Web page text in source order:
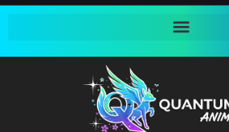
Bondage (ทาส)(1)
(1)
2001
1997
1993
1991